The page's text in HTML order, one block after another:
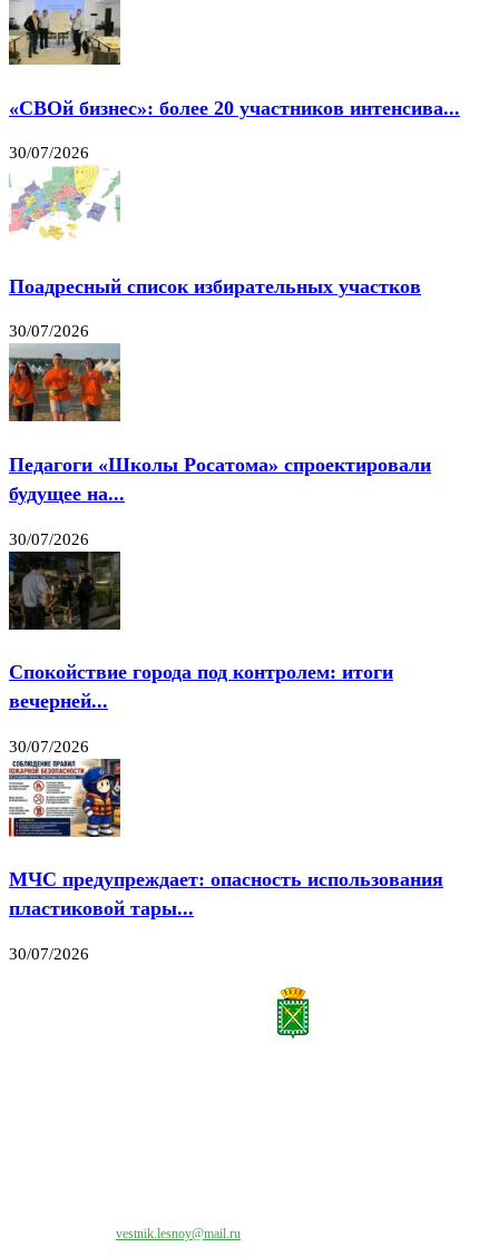
«СВОй бизнес»: более 20 участников интенсива...
30/07/2026
Поадресный список избирательных участков
30/07/2026
Педагоги «Школы Росатома» спроектировали
будущее на...
30/07/2026
Спокойствие города под контролем: итоги
вечерней...
30/07/2026
МЧС предупреждает: опасность использования
пластиковой тары...
30/07/2026
vestnik.lesnoy@mail.ru